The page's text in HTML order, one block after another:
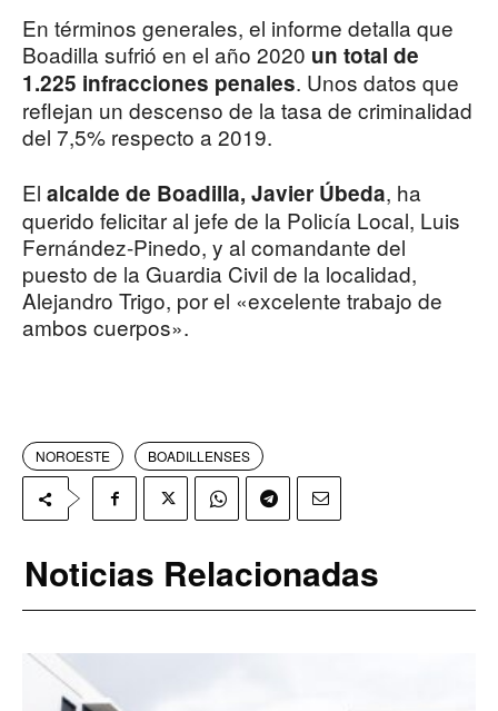
En términos generales, el informe detalla que
Boadilla sufrió en el año 2020 un total de
1.225 infracciones penales. Unos datos que
reflejan un descenso de la tasa de criminalidad
del 7,5% respecto a 2019.
El alcalde de Boadilla, Javier Úbeda, ha
querido felicitar al jefe de la Policía Local, Luis
Fernández-Pinedo, y al comandante del
puesto de la Guardia Civil de la localidad,
Alejandro Trigo, por el «excelente trabajo de
ambos cuerpos».
NOROESTE BOADILLENSES
Noticias Relacionadas